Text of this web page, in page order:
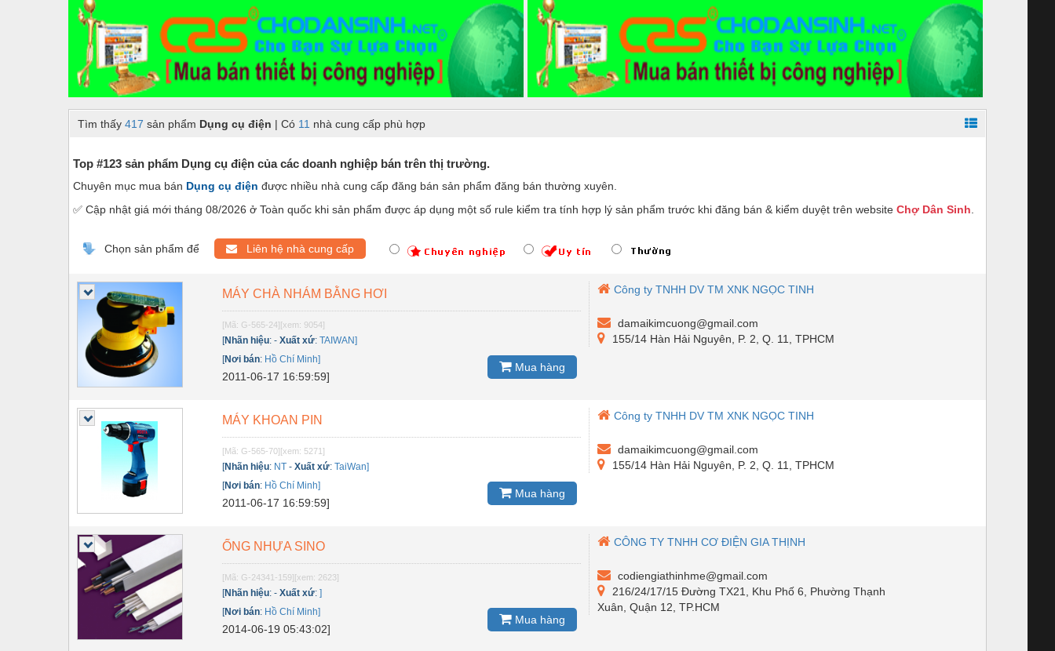
Dây chuyền sản xuất
Dệt may - Thiết bị
Dầu mỡ công nghiệp
Điện công nghiệp
Điện gia dụng
Điện Lạnh
Đóng tàu Thiết bị
Đúc chính xác Thiết bị
Dụng cụ cắt gọt
Dụng cụ điện
Dụng cụ đo
Gỗ - Trang thiết bị
Hàn cắt - Thiết bị
Hóa chất-Trang thiết bị
Kệ công nghiệp
Khí nén - Thiết bị
Lọc công nghiệp
Máy công cụ - Phụ tùng
Mỏ - Trang thiết bị
Mô tơ - Hộp số
Tìm thấy 417 sản phẩm Dụng cụ điện | Có 11 nhà cung cấp phù hợp
Top #123 sản phẩm Dụng cụ điện của các doanh nghiệp bán trên thị trường.
Chuyên mục mua bán Dụng cụ điện được nhiều nhà cung cấp đăng bán sản phẩm đăng bán thường xuyên.
✅ Cập nhật giá mới tháng 08/2026 ở Toàn quốc khi sản phẩm được áp dụng một số rule kiểm tra tính hợp lý sản phẩm trước khi đăng bán & kiểm duyệt trên website Chợ Dân Sinh
Chọn sản phẩm để Liên hệ nhà cung cấp
MÁY CHÀ NHÁM BẰNG HƠI
[Mã: G-565-24][xem: 9054]
[Nhãn hiệu:-Xuất xứ:TAIWAN]
[Nơi bán: Hồ Chí Minh]
2011-06-17 16:59:59]
Mua hàng
Công ty TNHH DV TM XNK NGỌC TINH
damaikimcuong@gmail.com
155/14 Hàn Hải Nguyên, P. 2, Q. 11, TPHCM
MÁY KHOAN PIN
[Mã: G-565-70][xem: 5271]
[Nhãn hiệu: NT -Xuất xứ:TaiWan]
[Nơi bán: Hồ Chí Minh]
2011-06-17 16:59:59]
Mua hàng
Công ty TNHH DV TM XNK NGỌC TINH
damaikimcuong@gmail.com
155/14 Hàn Hải Nguyên, P. 2, Q. 11, TPHCM
ỐNG NHỰA SINO
[Mã: G-24341-159][xem: 2623]
[Nhãn hiệu:-Xuất xứ:]
[Nơi bán: Hồ Chí Minh]
2014-06-19 05:43:02]
Mua hàng
CÔNG TY TNHH CƠ ĐIỆN GIA THỊNH
codiengiathinhme@gmail.com
216/24/17/15 Đường TX21, Khu Phố 6, Phường Thạnh
Xuân, Quận 12, TP.HCM